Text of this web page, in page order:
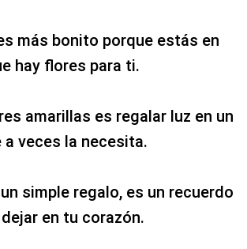
más bonito porque estás en
hay flores para ti.
amarillas es regalar luz en un
a veces la necesita.
simple regalo, es un recuerdo
en tu corazón.